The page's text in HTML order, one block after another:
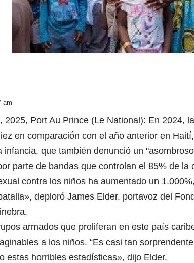
am
2025, Port Au Prince (Le National): En 2024,
en comparación con el año anterior en
infancia, que también denunció un
parte de bandas que controlan el 85% de la
contra los niños ha aumentado un
deploró James Elder, portavoz del
armados que proliferan en este país
a los niños. “Es casi tan
estas horribles estadísticas», dijo Elder.